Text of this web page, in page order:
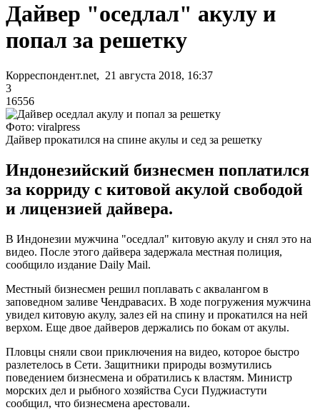
Дайвер "оседлал" акулу и
попал за решетку
Корреспондент.net, 21 августа 2018, 16:37
3
16556
Фото: viralpress
Дайвер прокатился на спине акулы и сед за решетку
Индонезийский бизнесмен поплатился
за корриду с китовой акулой свободой
и лицензией дайвера.
В Индонезии мужчина "оседлал" китовую акулу и снял это на
видео. После этого дайвера задержала местная полиция,
сообщило издание Daily Mail.
Местный бизнесмен решил поплавать с аквалангом в
заповедном заливе Чендравасих. В ходе погружения мужчина
увидел китовую акулу, залез ей на спину и прокатился на ней
верхом. Еще двое дайверов держались по бокам от акулы.
Пловцы сняли свои приключения на видео, которое быстро
разлетелось в Сети. Защитники природы возмутились
поведением бизнесмена и обратились к властям. Министр
морских дел и рыбного хозяйства Суси Пуджиастути
сообщил, что бизнесмена арестовали.